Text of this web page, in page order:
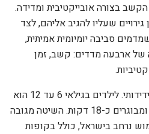
בצורה אובייקטיבית ומדידה.
שעליו להגיב אליהם, לצד
סביבה יומיומית אמיתית,
של ארבעה מדדים: קשב, זמן
המבדק בנוי כמשחק מחשב ידידותי. לילדים בגילאי 6 עד 12 הוא
אורך כרבע שעה, ולמתבגרים ומבוגרים כ-18 דקות. השיטה מגובה
נרחב בישראל, כולל בקופות